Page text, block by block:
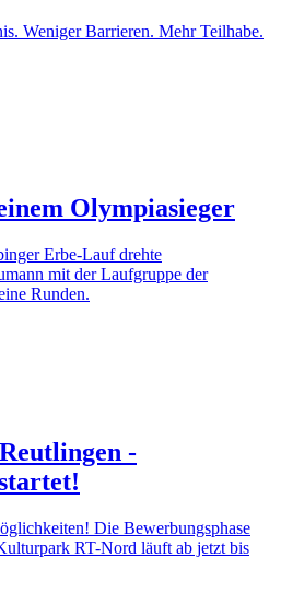
Weniger Barrieren. Mehr Teilhabe.
Olympiasieger
Erbe-Lauf drehte
mit der Laufgruppe der
Runden.
-
Die Bewerbungsphase
RT-Nord läuft ab jetzt bis